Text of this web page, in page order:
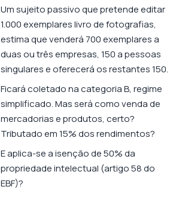
Um sujeito passivo que pretende editar
1.000 exemplares livro de fotografias,
estima que venderá 700 exemplares a
duas ou três empresas, 150 a pessoas
singulares e oferecerá os restantes 150.
Ficará coletado na categoria B, regime
simplificado. Mas será como venda de
mercadorias e produtos, certo?
Tributado em 15% dos rendimentos?
E aplica-se a isenção de 50% da
propriedade intelectual (artigo 58 do
EBF)?